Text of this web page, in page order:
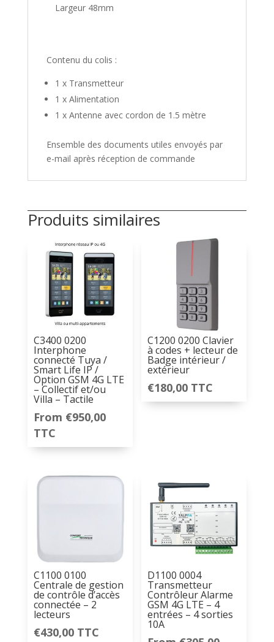
Largeur 48mm
Contenu du colis :
1 x Transmetteur
1 x Alimentation
1 x Antenne avec cordon de 1.5 mètre
Ensemble des documents utiles envoyés par
e-mail après réception de commande
Produits similaires
C3400 0200
Interphone
connecté Tuya /
Smart Life IP /
Option GSM 4G LTE
– Collectif et/ou
Villa – Tactile
From €950,00
TTC
C1200 0200 Clavier
à codes + lecteur de
Badge intérieur /
extérieur
€180,00 TTC
C1100 0100
Centrale de gestion
de contrôle d’accès
connectée – 2
lecteurs
€430,00 TTC
D1100 0004
Transmetteur
Contrôleur Alarme
GSM 4G LTE – 4
entrées – 4 sorties
10A